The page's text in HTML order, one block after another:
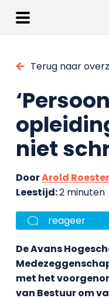
Terug naar
niet
DoorArold
Leestijd:2 minuten
reageer
De Avans
met het
van Bestuur om